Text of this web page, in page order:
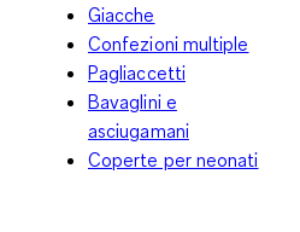
Giacche
Confezioni multiple
Pagliaccetti
Bavaglini e
asciugamani
Coperte per neonati